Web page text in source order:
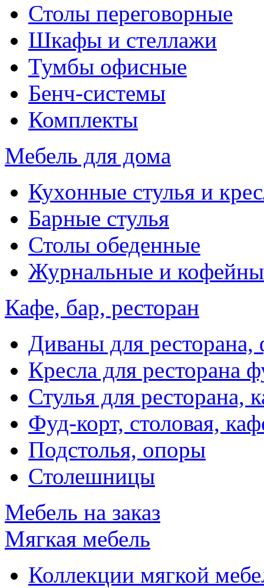
Столы переговорные
Шкафы и стеллажи
Тумбы офисные
Бенч-системы
Комплекты
Мебель для дома
Кухонные стулья и
Барные стулья
Столы обеденные
Журнальные и
Кафе, бар, ресторан
Диваны для ресторана,
Кресла для ресторана
Стулья для ресторана,
Фуд-корт, столовая,
Подстолья, опоры
Столешницы
Мебель на заказ
Мягкая мебель
Коллекции мягкой